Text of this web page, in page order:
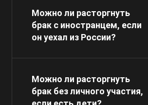
Можно ли расторгнуть
брак с иностранцем, если
он уехал из России?
Можно ли расторгнуть
брак без личного участия,